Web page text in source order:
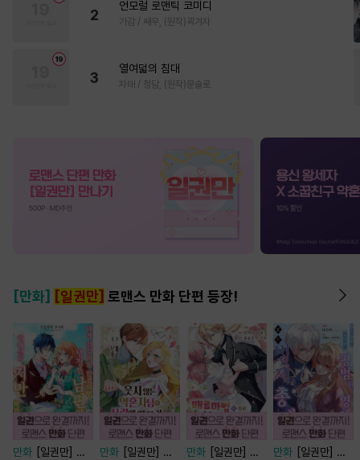
2
언모럴 로맨틱 코미디
가감 / 쌔우, (원작)곽겨자
3
열여덟의 침대
자태 / 청담, (원작)문슬로
[만화] [일권만] 로맨스 만화 단편 등장!
만화
[일권만] 내
만화
[일권만] 웃
만화
[일권만] 매
만화
[일권만] 모